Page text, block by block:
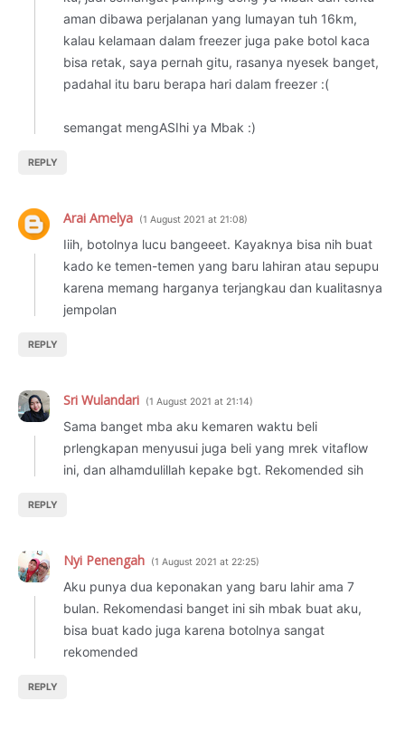
aman dibawa perjalanan yang lumayan tuh 16km,
kalau kelamaan dalam freezer juga pake botol kaca
bisa retak, saya pernah gitu, rasanya nyesek banget,
padahal itu baru berapa hari dalam freezer :(
semangat mengASIhi ya Mbak :)
REPLY
Arai Amelya 1 August 2021 at 21:08
Iiih, botolnya lucu bangeeet. Kayaknya bisa nih buat
kado ke temen-temen yang baru lahiran atau sepupu
karena memang harganya terjangkau dan kualitasnya
jempolan
REPLY
Sri Wulandari 1 August 2021 at 21:14
Sama banget mba aku kemaren waktu beli
prlengkapan menyusui juga beli yang mrek vitaflow
ini, dan alhamdulillah kepake bgt. Rekomended sih
REPLY
Nyi Penengah 1 August 2021 at 22:25
Aku punya dua keponakan yang baru lahir ama 7
bulan. Rekomendasi banget ini sih mbak buat aku,
bisa buat kado juga karena botolnya sangat
rekomended
REPLY